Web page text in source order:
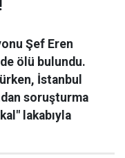
Şef Eren
ölü bulundu.
İstanbul
soruşturma
lakabıyla